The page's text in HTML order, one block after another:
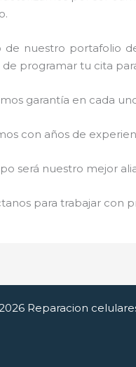
de nuestro portafolio
programar tu cita
garantía en cada
con años de
será nuestro mejor
para trabajar con
Reparacion